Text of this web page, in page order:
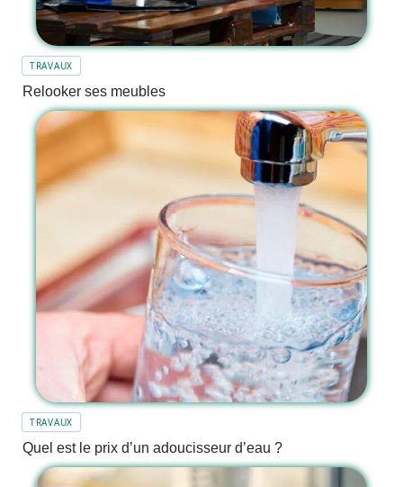
TRAVAUX
Relooker ses meubles
TRAVAUX
Quel est le prix d’un adoucisseur d’eau ?